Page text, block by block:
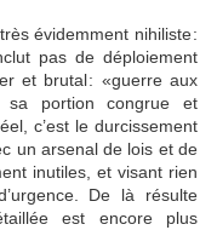
évidemment nihiliste :
pas de déploiement
et brutal : «guerre aux
sa portion congrue et
c’est le durcissement
un arsenal de lois et de
inutiles, et visant rien
De là résulte
est encore plus